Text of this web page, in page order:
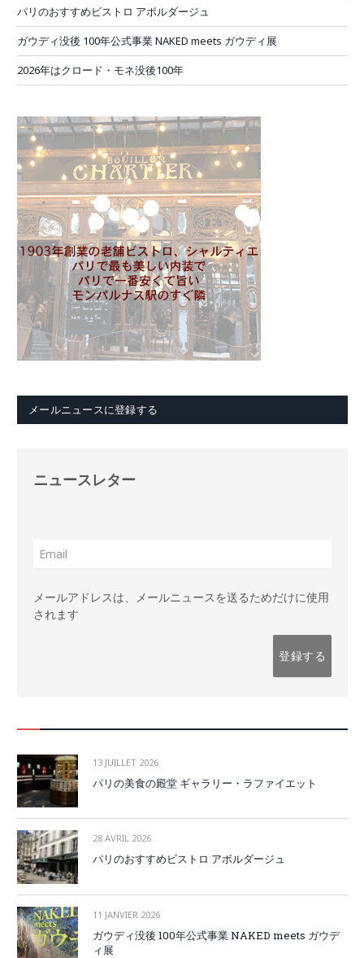
パリのおすすめビストロ アボルダージュ
ガウディ没後 100年公式事業 NAKED meets ガウディ展
2026年はクロード・モネ没後100年
メールニュースに登録する
ニュースレター
メールアドレスは、メールニュースを送るためだけに使用
されます
13 JUILLET 2026
パリの美食の殿堂 ギャラリー・ラファイエット
28 AVRIL 2026
パリのおすすめビストロ アボルダージュ
11 JANVIER 2026
ガウディ没後 100年公式事業 NAKED meets ガウデ
ィ展